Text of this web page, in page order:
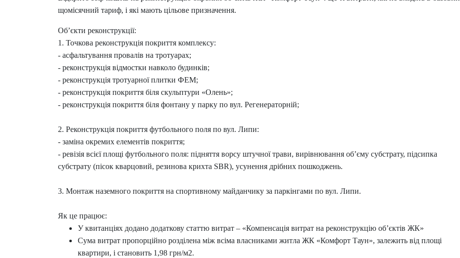
щомісячний тариф, і які мають цільове призначення.
Об’єкти реконструкції:
1. Точкова реконструкція покриття комплексу:
- асфальтування провалів на тротуарах;
- реконструкція відмостки навколо будинків;
- реконструкція тротуарної плитки ФЕМ;
- реконструкція покриття біля скульптури «Олень»;
- реконструкція покриття біля фонтану у парку по вул. Регенераторній;
2. Реконструкція покриття футбольного поля по вул. Липи:
- заміна окремих елементів покриття;
- ревізія всієї площі футбольного поля: підняття ворсу штучної трави, вирівнювання об’єму субстрату, підсипка
субстрату (пісок кварцовий, резинова крихта SBR), усунення дрібних пошкоджень.
3. Монтаж наземного покриття на спортивному майданчику за паркінгами по вул. Липи.
Як це працює:
У квитанціях додано додаткову статтю витрат – «Компенсація витрат на реконструкцію обʼєктів ЖК»
Сума витрат пропорційно розділена між всіма власниками житла ЖК «Комфорт Таун», залежить від площі
квартири, і становить 1,98 грн/м2.